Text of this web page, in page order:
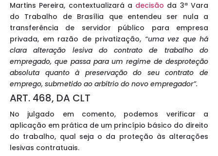
Martins Pereira, contextualizará a decisão da 3ª Vara
do Trabalho de Brasília que entendeu ser nula a
transferência de servidor público para empresa
privada, em razão de privatização, “uma vez que há
clara alteração lesiva do contrato de trabalho do
empregado, que passa para um regime de desproteção
absoluta quanto à preservação do seu contrato de
emprego, submetido ao arbítrio do novo empregador”.
ART. 468, DA CLT
No julgado em comento, podemos verificar a
aplicação em prática de um princípio básico do direito
do trabalho, qual seja o da proteção às alterações
lesivas contratuais.